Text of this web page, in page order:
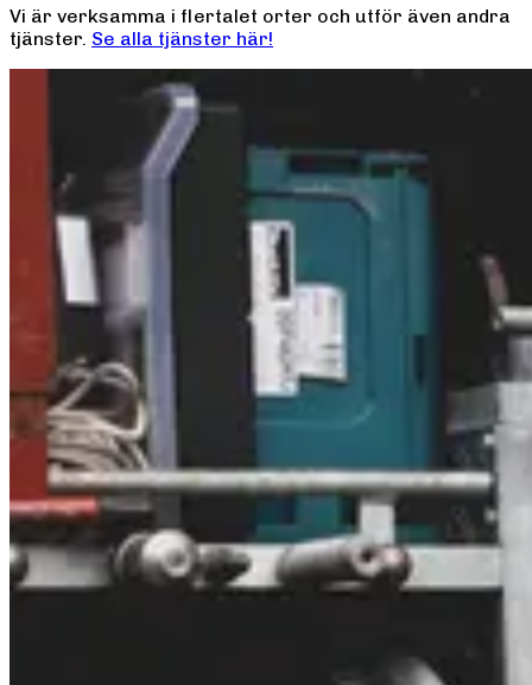
Vi är verksamma i flertalet orter och utför även andra
tjänster. Se alla tjänster här!